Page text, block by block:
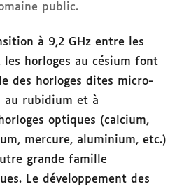
public.
à 9,2 GHz entre les
les horloges au césium font
des horloges dites micro-
au rubidium et à
optiques (calcium,
mercure, aluminium, etc.)
grande famille
Le développement des